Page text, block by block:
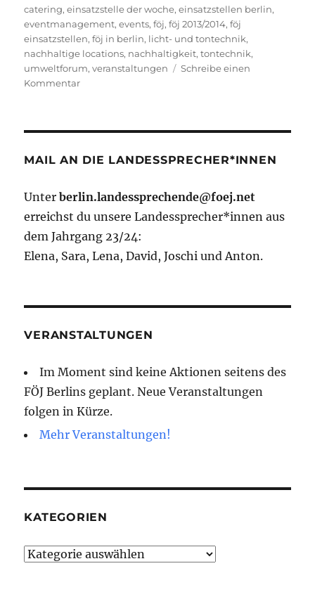
catering,einsatzstelle der woche,einsatzstellen berlin,
eventmanagement,events,föj,föj 2013/2014,föj
einsatzstellen,föj in berlin, licht- und tontechnik,
nachhaltige locations, nachhaltigkeit,tontechnik,
umweltforum,veranstaltungen
Schreibe einen
Kommentarzu
Umweltforum
MAIL AN DIE LANDESSPRECHER*INNEN
Unterberlin.landessprechende@foej.net
erreichst du unsere Landessprecher*innen aus
dem Jahrgang 23/24:
Elena, Sara, Lena, David, Joschi und Anton.
VERANSTALTUNGEN
Im Moment sind keine Aktionen seitens des
FÖJ Berlins geplant. Neue Veranstaltungen
folgen in Kürze.
Mehr Veranstaltungen!
KATEGORIEN
Kategorien